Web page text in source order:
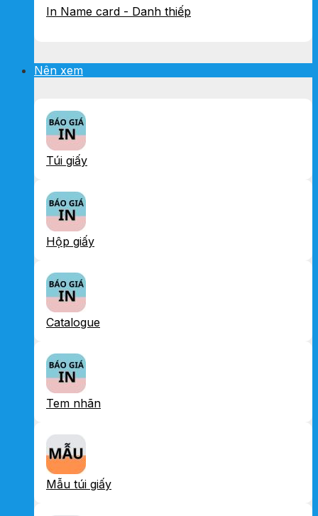
In Name card - Danh thiếp
Nên xem
Túi giấy
Hộp giấy
Catalogue
Tem nhãn
Mẫu túi giấy